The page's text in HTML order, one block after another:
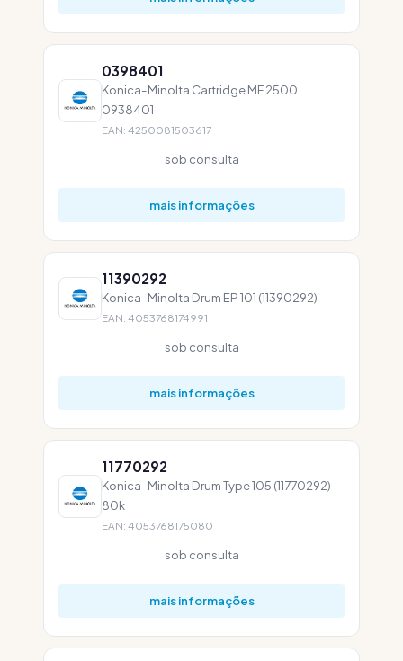
0398401
Konica-Minolta Cartridge MF 2500
0938401
EAN: 4250081503617
sob consulta
mais informações
11390292
Konica-Minolta Drum EP 101 (11390292)
EAN: 4053768174991
sob consulta
mais informações
11770292
Konica-Minolta Drum Type 105 (11770292)
80k
EAN: 4053768175080
sob consulta
mais informações